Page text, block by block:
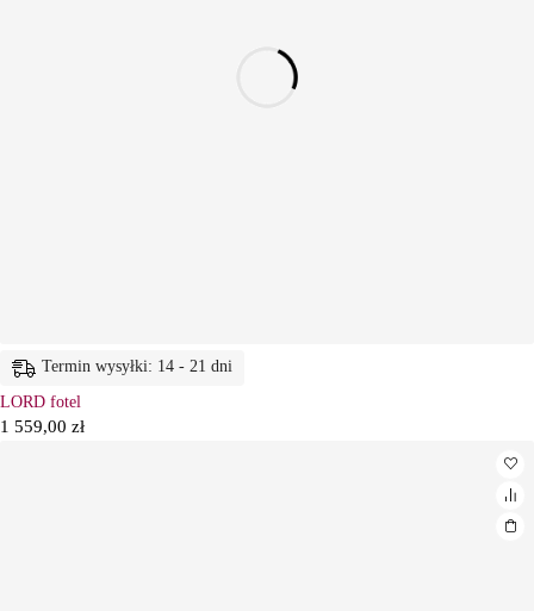
Termin wysyłki: 14 - 21 dni
LORD fotel
1 559,00 zł